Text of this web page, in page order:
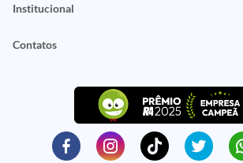
Institucional
Contatos